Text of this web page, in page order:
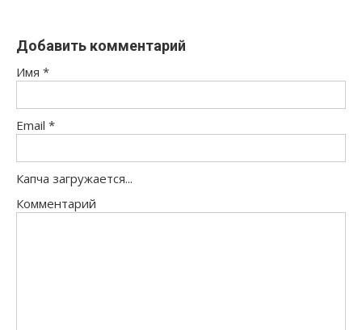
Добавить комментарий
Имя *
Email *
Капча загружается...
Комментарий